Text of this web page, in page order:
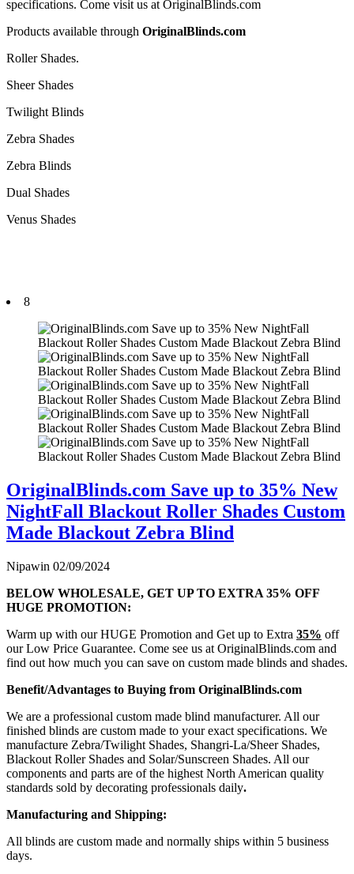
specifications. Come visit us at OriginalBlinds.com
Products available through OriginalBlinds.com
Roller Shades.
Sheer Shades
Twilight Blinds
Zebra Shades
Zebra Blinds
Dual Shades
Venus Shades
8
OriginalBlinds.com Save up to 35% New
NightFall Blackout Roller Shades Custom
Made Blackout Zebra Blind
Nipawin 02/09/2024
BELOW WHOLESALE, GET UP TO EXTRA 35% OFF
HUGE PROMOTION:
Warm up with our HUGE Promotion and Get up to Extra 35% off
our Low Price Guarantee. Come see us at OriginalBlinds.com and
find out how much you can save on custom made blinds and shades.
Benefit/Advantages to Buying from OriginalBlinds.com
We are a professional custom made blind manufacturer. All our
finished blinds are custom made to your exact specifications. We
manufacture Zebra/Twilight Shades, Shangri-La/Sheer Shades,
Blackout Roller Shades and Solar/Sunscreen Shades. All our
components and parts are of the highest North American quality
standards sold by decorating professionals daily.
Manufacturing and Shipping:
All blinds are custom made and normally ships within 5 business
days.